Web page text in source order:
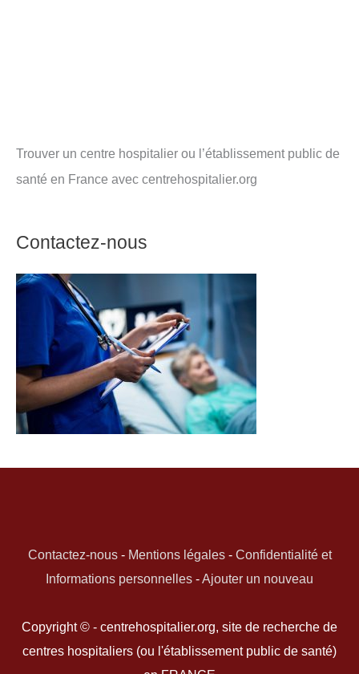
Trouver un centre hospitalier ou l’établissement public de
santé en France avec centrehospitalier.org
Contactez-nous
Contactez-nous- Mentions légales- Confidentialité et
Informations personnelles -Ajouter un nouveau
Copyright © - centrehospitalier.org, site de recherche de
centres hospitaliers (ou l'établissement public de santé)